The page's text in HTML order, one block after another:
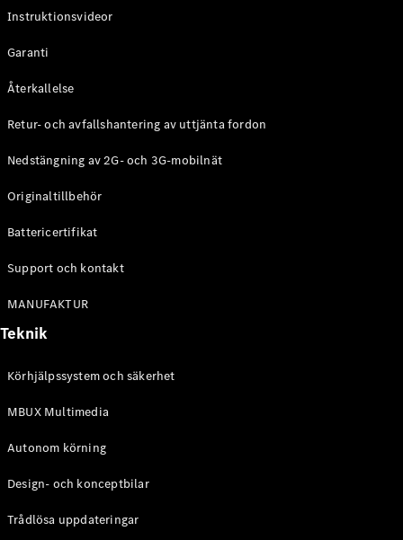
Coupé
Benz Online
Store
Cabriolet / Roadster
CLE
Mercedes-
Roadster
Maybach SL
Monogram
Series
Instruktionsvideor
Garanti
Återkallelse
Retur- och avfallshantering av uttjänta fordon
Nedstängning av 2G- och 3G-mobilnät
Originaltillbehör
Battericertifikat
Support och kontakt
MANUFAKTUR
Teknik
Körhjälpssystem och säkerhet
MBUX Multimedia
Autonom körning
Design- och konceptbilar
Trådlösa uppdateringar